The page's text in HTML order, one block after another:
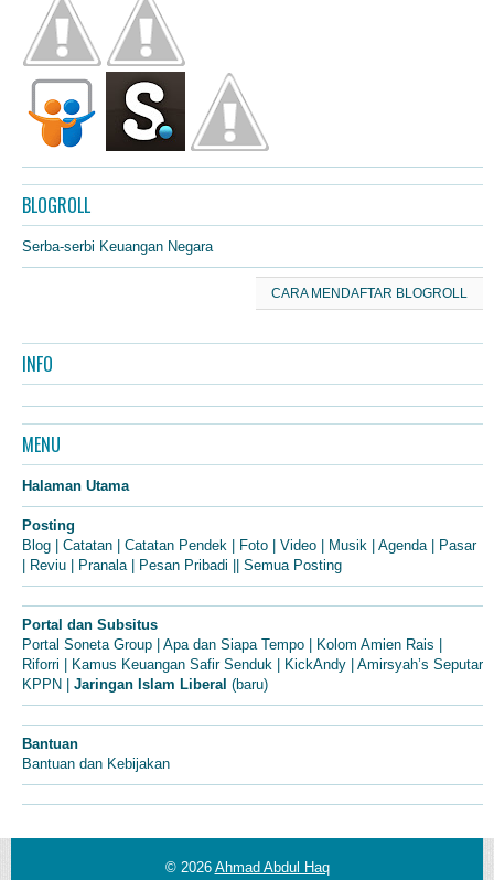
BLOGROLL
Serba-serbi Keuangan Negara
CARA MENDAFTAR BLOGROLL
INFO
MENU
Halaman Utama
Posting
Blog
Catatan Catatan Pendek Foto Video Musik Agenda|
Pasar
Reviu Pranala| Pesan Pribadi Semua Posting
Portal dan Subsitus
Portal Soneta Group
Apa dan Siapa Tempo Kolom Amien Rais
Riforri
Kamus Keuangan Safir Senduk KickAndy
Amirsyah’s Seputar
KPPN
Jaringan Islam Liberal (baru)
Bantuan
Bantuan dan Kebijakan
© 2026 Ahmad Abdul Haq